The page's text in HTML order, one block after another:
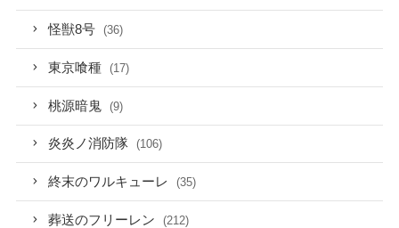
怪獣8号 (36)
東京喰種 (17)
桃源暗鬼 (9)
炎炎ノ消防隊 (106)
終末のワルキューレ (35)
葬送のフリーレン (212)